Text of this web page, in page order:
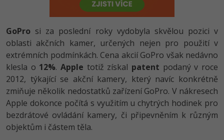
HTML5, CSS3, Bootstrap, SEO
SQL a databáze
Testování a verzování
UML a návrhové vzory
React
PHP
JavaScript
Python
HTML / CSS
UML a návrhové vzory
Vývojář mobilních aplikací
Specialista na AI a bigdata
C# Game developer
Webdesigner
Tester
Systémový administrátor
-80%
JavaScript -80%
PHP -80%
C++ -80%
Swift -80%
Kotlin -80%
Digitální gramotnost
Marketing -30%
WordPress
SEO -30%
UX
Business
Photoshop -80%
Adobe Illustrator -80%
Adobe Lightroom -30%
Adobe XD -15%
Adobe InDesign -25%
Adobe After Effects
GoPro si za poslední roky vydobyla skvělou pozici v
oblasti akčních kamer, určených nejen pro použití v
extrémních podmínkách. Cena akcií GoPro však nedávno
klesla o 12%.Apple totiž získal patent podaný v roce
2012, týkající se akční kamery, který navíc konkrétně
zmiňuje několik nedostatků zařízení GoPro. V nákresech
Apple dokonce počítá s využitím u chytrých hodinek pro
bezdrátové ovládání kamery, či připevněním k různým
objektům i částem těla.